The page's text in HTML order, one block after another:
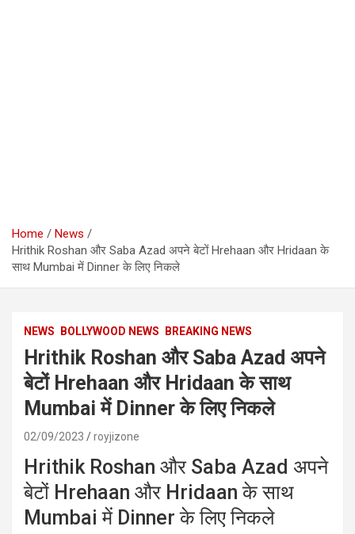
Home
News
Hrithik Roshan और Saba Azad अपने बेटों Hrehaan और Hridaan के
साथ Mumbai में Dinner के लिए निकले
NEWS BOLLYWOOD NEWS BREAKING NEWS
Hrithik Roshan और Saba Azad अपने
बेटों Hrehaan और Hridaan के साथ
Mumbai में Dinner के लिए निकले
02/09/2023 royjizone
Hrithik Roshan और Saba Azad अपने
बेटों Hrehaan और Hridaan के साथ
Mumbai में Dinner के लिए निकले